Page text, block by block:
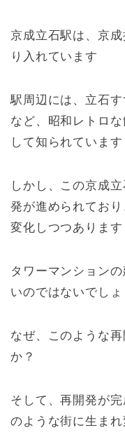
京成立石駅は、京
り入れています
駅周辺には、立石
など、昭和レトロ
して知られています
しかし、この京成
発が進められてお
変化しつつあります
タワーマンション
いのではないでしょ
なぜ、このような
か？
そして、再開発が
のような街に生ま